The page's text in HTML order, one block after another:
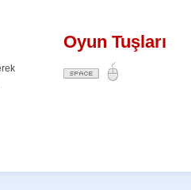
Oyun Tuşları